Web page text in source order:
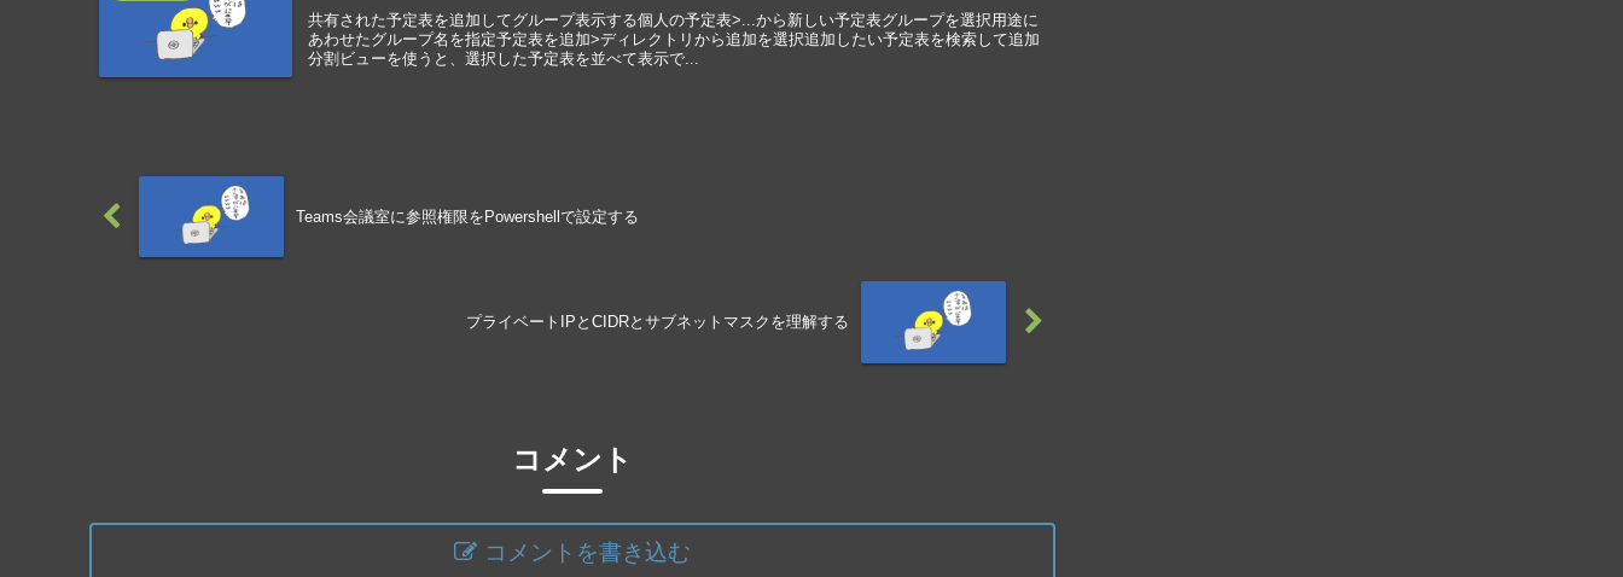
共有された予定表を追加してグループ表示する個人の予定表>...から新しい予定表グループを選択用途に
あわせたグループ名を指定予定表を追加>ディレクトリから追加を選択追加したい予定表を検索して追加
分割ビューを使うと、選択した予定表を並べて表示で...
Teams会議室に参照権限をPowershellで設定する
プライベートIPとCIDRとサブネットマスクを理解する
コメント
コメントを書き込む